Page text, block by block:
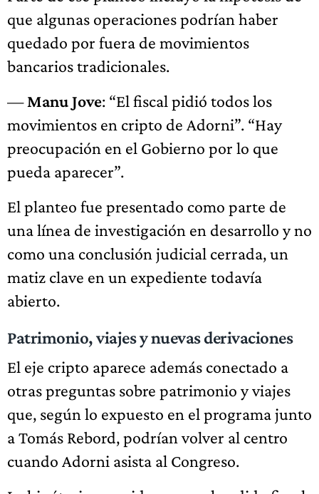
que algunas operaciones podrían haber
quedado por fuera de movimientos
bancarios tradicionales.
—Manu Jove: “El fiscal pidió todos los
movimientos en cripto de Adorni”. “Hay
preocupación en el Gobierno por lo que
pueda aparecer”.
El planteo fue presentado como parte de
una línea de investigación en desarrollo y no
como una conclusión judicial cerrada, un
matiz clave en un expediente todavía
abierto.
Patrimonio, viajes y nuevas derivaciones
El eje cripto aparece además conectado a
otras preguntas sobre patrimonio y viajes
que, según lo expuesto en el programa junto
a Tomás Rebord, podrían volver al centro
cuando Adorni asista al Congreso.